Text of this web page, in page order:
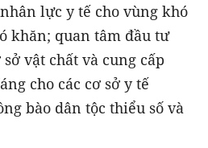
lực y tế cho vùng khó
khăn; quan tâm đầu tư
vật chất và cung cấp
cho các cơ sở y tế
bào dân tộc thiểu số và